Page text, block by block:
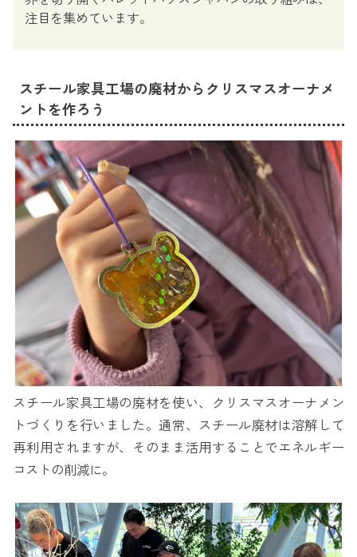
注目を集めています。
スチール家具工場の廃材からクリスマスオーナメ
ントを作ろう
スチール家具工場の廃材を使い、クリスマスオーナメン
トづくりを行いました。通常、スチール廃材は溶解して
再利用されますが、そのまま活用することでエネルギー
コストの削減に。